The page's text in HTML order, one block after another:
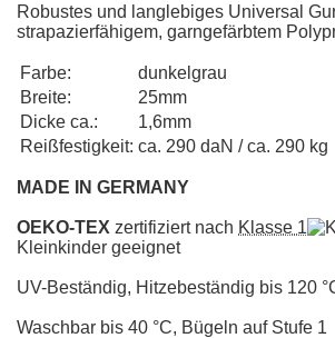
Robustes und langlebiges Universal
strapazierfähigem, garngefärbtem
Farbe:
dunkelgrau
Breite:
25mm
Dicke ca.:
1,6mm
Reißfestigkeit: ca. 290 daN / ca. 290 kg
MADE IN GERMANY
OEKO-TEX zertifiziert nach Klasse 1
Kleinkinder geeignet
UV-Beständig, Hitzebeständig bis 120
Waschbar bis 40 °C, Bügeln auf Stufe 1